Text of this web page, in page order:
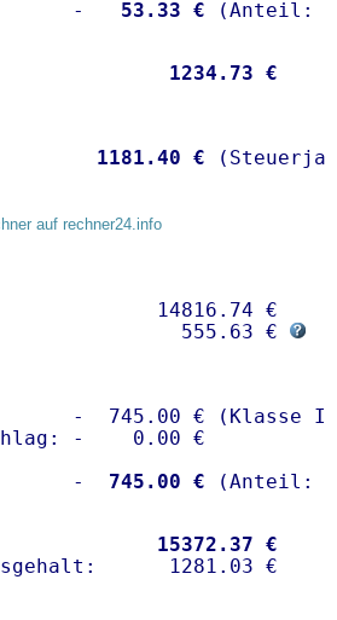
-
   53.33 €
1234.73 €
1181.40 €
auf rechner24.info
14816.74 €
555.63 €
-  745.00 € (Klasse I)
-    0.00 €
-
  745.00 €
15372.37 €